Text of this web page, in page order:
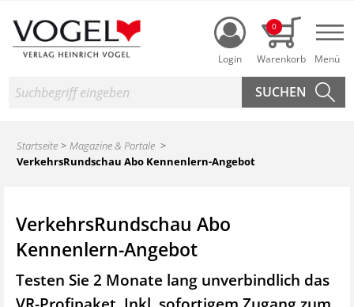
Login
0
Suche
Startseite
Magazine & Portale
VerkehrsRundschau Abo Kennenlern-Angebot
VerkehrsRundschau Abo
Kennenlern-Angebot
Testen Sie 2 Monate lang unverbindlich das